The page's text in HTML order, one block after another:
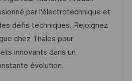
d
a
f
f
é
g
o
r
i
par l'électrotechnique et
défis techniques. Rejoignez
chez Thales pour
innovants dans un
évolution.